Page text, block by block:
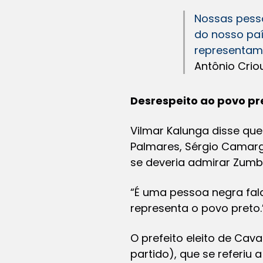
Nossas
do nosso
Antônio
Desrespeito ao povo
Vilmar Kalunga disse
Palmares, Sérgio
se deveria admirar
“É uma pessoa negra
representa o povo
O prefeito eleito de
partido), que se referiu